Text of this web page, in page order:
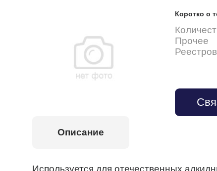
Коротко о
Прочее
Описание
Используется для отечественных